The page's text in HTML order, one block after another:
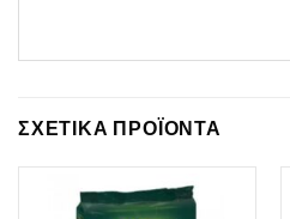
ΣΧΕΤΙΚΑ ΠΡΟΪΟΝΤΑ